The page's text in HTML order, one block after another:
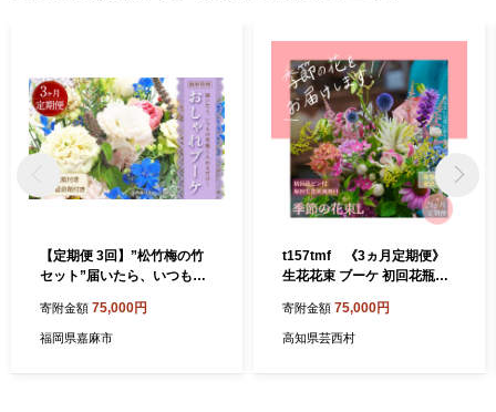
【定期便 3回】”松竹梅の竹
セット”届いたら、いつもの
理 の おしゃれ ブーケ ♪初回
花瓶 付き、毎回延命剤付
寄附金額 75,000円
福岡県嘉麻市
t157tmf 《3ヵ月定期便》
生花花束 ブーケ 初回花瓶付L
回花瓶付き 延命剤付き 花び
ん 生花 花束 ブーケ 花 お花
寄附金額 75,000円
高知県芸西村